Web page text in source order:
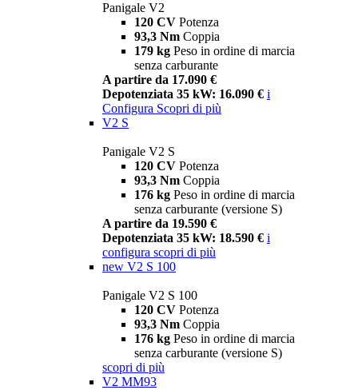
Panigale V2
120 CV Potenza
93,3 Nm Coppia
179 kg Peso in ordine di marcia
senza carburante
A partire da 17.090 €
Depotenziata 35 kW: 16.090 € i
Configura Scopri di più
V2 S
Panigale V2 S
120 CV Potenza
93,3 Nm Coppia
176 kg Peso in ordine di marcia
senza carburante (versione S)
A partire da 19.590 €
Depotenziata 35 kW: 18.590 € i
configura scopri di più
new V2 S 100
Panigale V2 S 100
120 CV Potenza
93,3 Nm Coppia
176 kg Peso in ordine di marcia
senza carburante (versione S)
scopri di più
V2 MM93